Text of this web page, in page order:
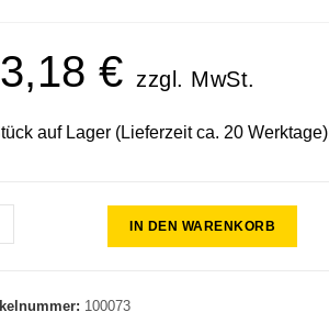
€ zzgl. MwSt.
auf Lager (Lieferzeit ca. 20 Werktage)
IN DEN WARENKORB
100073